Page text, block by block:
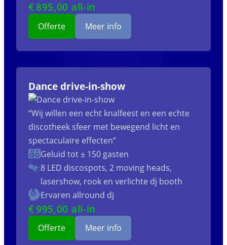
€895,00 all-in
Offerte Meer info
Dance drive-in-show
“Wij willen een echt knalfeest en een echte
discotheek sfeer met bewegend licht en
spectaculaire effecten”
Geluid tot ± 150 gasten
8 LED discospots, 2 moving heads,
lasershow, rook en verlichte dj booth
Ervaren allround dj
€995,00 all-in
Offerte Meer info